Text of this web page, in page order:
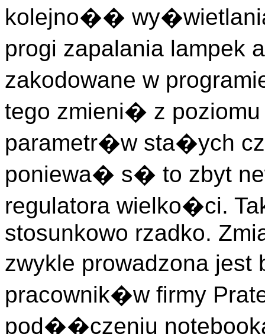
kolejno��
progi zapalania lampek
zakodowane w
tego zmieni� z
parametr�w sta�ych
poniewa� s� to zbyt
regulatora wielko�ci.
stosunkowo rzadko.
zwykle prowadzona
pracownik�w firmy
pod��czeniu